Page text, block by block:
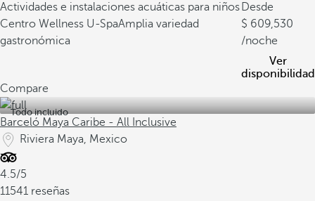
Actividades e instalaciones acuáticas para niños
Centro Wellness U-SpaAmplia variedad
gastronómica
Desde
609,530
/noche
Ver
disponibilidad
Compare
Todo incluido
Barceló Maya Caribe - All Inclusive
Riviera Maya, Mexico
4.5/5
11541 reseñas